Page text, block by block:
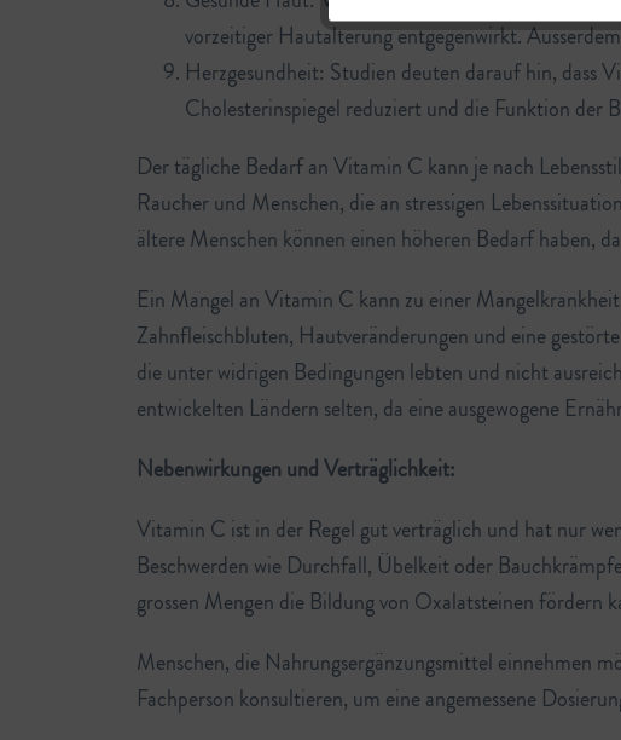
vorzeitiger Hautalterung entgegenwirkt.
Herzgesundheit: Studien deuten darauf hin, dass
Cholesterinspiegel reduziert und die Funktion der
Der tägliche Bedarf an Vitamin C kann je nach
Raucher und Menschen, die an stressigen
ältere Menschen können einen höheren Bedarf haben,
Ein Mangel an Vitamin C kann zu einer
Zahnfleischbluten, Hautveränderungen und eine
die unter widrigen Bedingungen lebten und nicht
entwickelten Ländern selten, da eine ausgewogene
Nebenwirkungen und Verträglichkeit:
Vitamin C ist in der Regel gut verträglich und hat nur
Beschwerden wie Durchfall, Übelkeit oder
grossen Mengen die Bildung von Oxalatsteinen fördern
Menschen, die Nahrungsergänzungsmittel einnehmen
Fachperson konsultieren, um eine angemessene